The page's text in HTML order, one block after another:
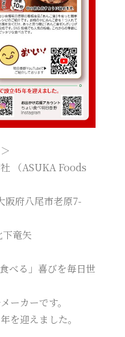
（ASUKA Foods
阪府八尾市老原7-
竜矢
べる」喜びを毎日世
ーカーです。
を迎えました。